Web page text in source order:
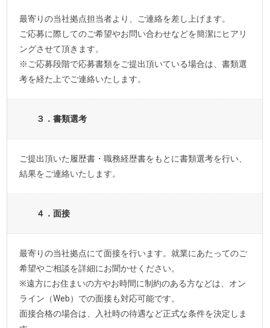
最寄りの当社拠点担当者より、ご連絡を差し上げます。
ご応募に際してのご希望やお問い合わせなどを簡潔にヒアリ
ングさせて頂きます。
※ご応募段階で応募書類をご提出頂いている場合は、書類選
考を経た上でご連絡いたします。
３．書類選考
ご提出頂いた履歴書・職務経歴書をもとに書類選考を行い、
結果をご連絡いたします。
４．面接
最寄りの当社拠点にて面接を行います。就業にあたってのご
希望やご相談を詳細にお聞かせください。
※遠方にお住まいの方やお時間に制約のある方などは、オン
ライン（Web）での面接も対応可能です。
面接合格の場合は、入社時の待遇など正式な条件を決定しま